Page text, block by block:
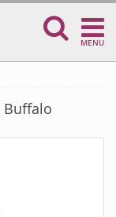
MENU
Buffalo